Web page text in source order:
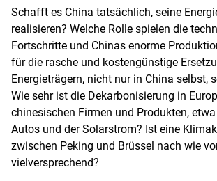
Schafft es China tatsächlich, seine
realisieren? Welche Rolle spielen die
Fortschritte und Chinas enorme
für die rasche und kostengünstige
Energieträgern, nicht nur in China selbst,
Wie sehr ist die Dekarbonisierung in
chinesischen Firmen und Produkten,
Autos und der Solarstrom? Ist eine
zwischen Peking und Brüssel nach wie
vielversprechend?